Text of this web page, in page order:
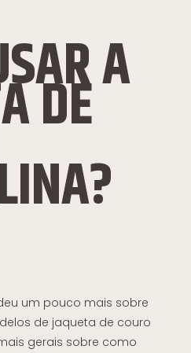
A
DE
um pouco mais sobre
de jaqueta de couro
gerais sobre como